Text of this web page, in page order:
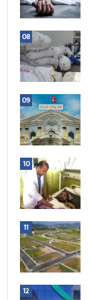
08
09
10
11
12